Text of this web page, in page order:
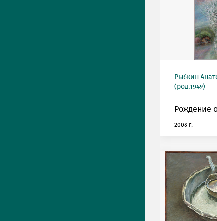
Рыбкин
(род.1949)
Рождение
2008 г.